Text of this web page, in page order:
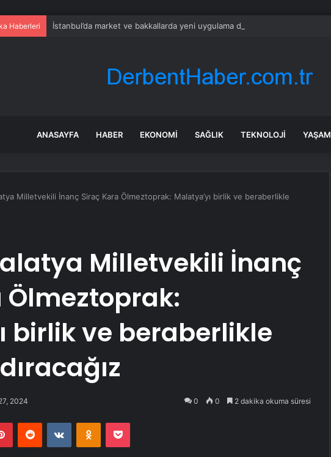
Haberleri İstanbul’da market ve bakkallarda yeni uygulama devreye girdi
ANASAYFA HABER EKONOMI SAĞLIK TEKNOLOJI YAŞAM
Milletvekili İnanç Siraç Kara Ölmeztoprak: Malatya’yı birlik ve beraberlikle
Milletvekili İnanç
Ölmeztoprak:
birlik ve beraberlikle
2024 0 0 2 dakika okuma süresi
PinterestReddit VKontakteOdnoklassniki
Pocket